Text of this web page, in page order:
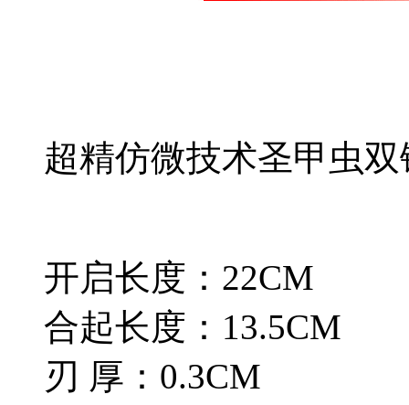
超精仿微技术圣甲虫
开启长度：22CM
合起长度：13.5CM
刃 厚：0.3CM